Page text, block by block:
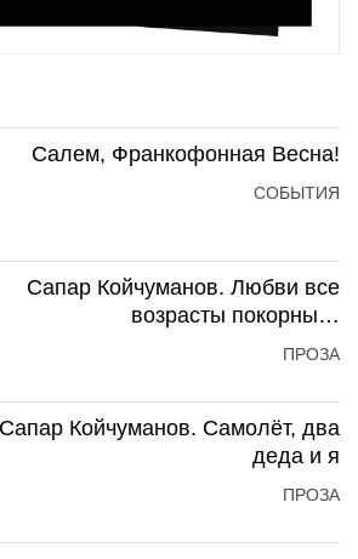
Салем, Франкофонная Весна!
СОБЫТИЯ
Сапар Койчуманов. Любви все
возрасты покорны…
ПРОЗА
Сапар Койчуманов. Самолёт, два
деда и я
ПРОЗА